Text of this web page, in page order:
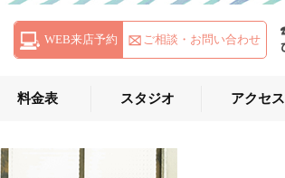
WEB来店予約 ご相談・お問い合わせ
料金表 スタジオ アクセス